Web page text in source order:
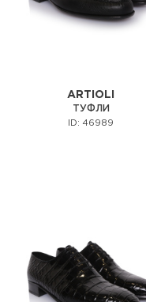
ARTIOLI
ТУФЛИ
ID: 46989